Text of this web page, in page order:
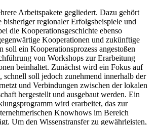
Arbeitspakete gegliedert. Dazu gehört
bisheriger regionaler Erfolgsbeispiele und
die Kooperationsgeschichte ebenso
Kooperationen und zukünftige
soll ein Kooperationsprozess angestoßen
von Workshops zur Erarbeitung
beinhaltet. Zunächst wird ein Fokus auf
schnell soll jedoch zunehmend innerhalb der
und Verbindungen zwischen der lokalen
hergestellt und ausgebaut werden. Ein
wird erarbeitet, das zur
Knowhows im Bereich
Um den Wissenstransfer zu gewährleisten,